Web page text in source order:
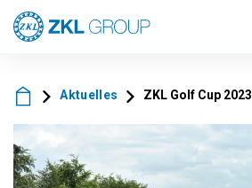
Aktuelles ZKL Golf Cup 2023